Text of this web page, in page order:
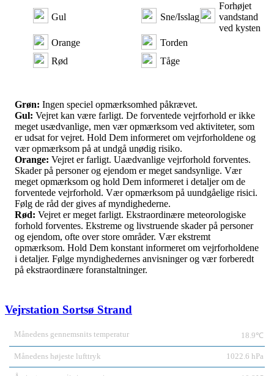
Gul Sne/Isslag
Forhøjet
vandstand
ved kysten
Orange
Torden
Rød
Tåge
Grøn: Ingen speciel opmærksomhed påkrævet.
Gul: Vejret kan være farligt. De forventede vejrforhold er ikke
meget usædvanlige, men vær opmærksom ved aktiviteter, som
er udsat for vejret. Hold Dem informeret om vejrforholdene og
vær opmærksom på at undgå unødig risiko.
Orange: Vejret er farligt. Uaædvanlige vejrforhold forventes.
Skader på personer og ejendom er meget sandsynlige. Vær
meget opmærksom og hold Dem informeret i detaljer om de
forventede vejrforhold. Vær opmærksom på uundgåelige risici.
Følg de råd der gives af myndighederne.
Rød: Vejret er meget farligt. Ekstraordinære meteorologiske
forhold forventes. Ekstreme og livstruende skader på personer
og ejendom, ofte over store områder. Vær ekstremt
opmærksom. Hold Dem konstant informeret om vejrforholdene
i detaljer. Følge myndighedernes anvisninger og vær forberedt
på ekstraordinære foranstaltninger.
Vejrstation Sortsø Strand
Månedens gennemsnits temperatur 18.9℃
Månedens højeste lufttryk 1022.6 hPa